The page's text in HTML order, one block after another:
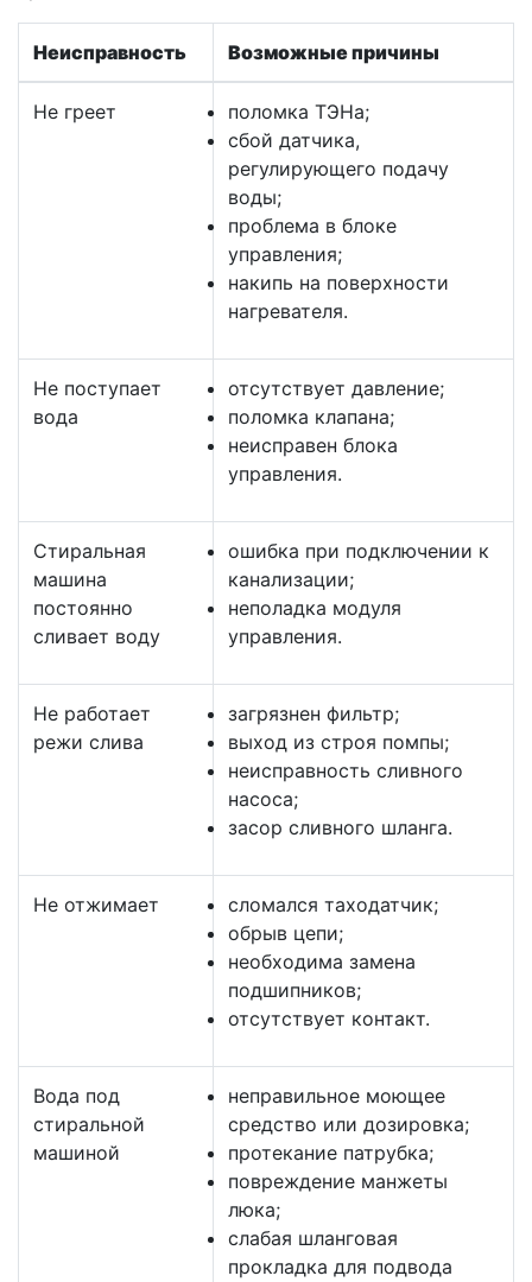
Неисправность Возможные причины
Не греет
поломка ТЭНа;
сбой датчика,
регулирующего подачу
воды;
проблема в блоке
управления;
накипь на поверхности
нагревателя.
Не поступает
вода
отсутствует давление;
поломка клапана;
неисправен блока
управления.
Стиральная
машина
постоянно
сливает воду
ошибка при подключении к
канализации;
неполадка модуля
управления.
Не работает
режи слива
загрязнен фильтр;
выход из строя помпы;
неисправность сливного
насоса;
засор сливного шланга.
Не отжимает
сломался таходатчик;
обрыв цепи;
необходима замена
подшипников;
отсутствует контакт.
Вода под
стиральной
машиной
неправильное моющее
средство или дозировка;
протекание патрубка;
повреждение манжеты
люка;
слабая шланговая
прокладка для подвода